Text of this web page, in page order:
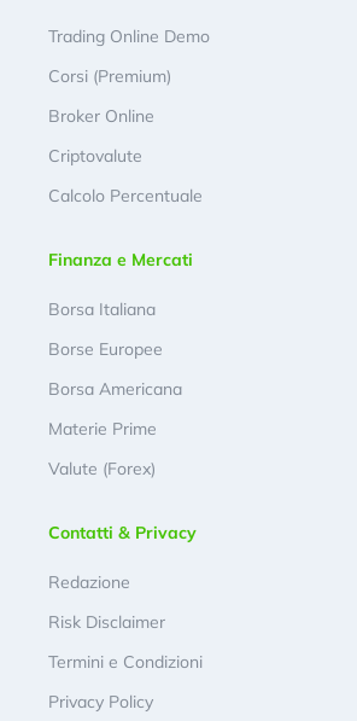
Trading Online Demo
Corsi (Premium)
Broker Online
Criptovalute
Calcolo Percentuale
Finanza e Mercati
Borsa Italiana
Borse Europee
Borsa Americana
Materie Prime
Valute (Forex)
Contatti & Privacy
Redazione
Risk Disclaimer
Termini e Condizioni
Privacy Policy